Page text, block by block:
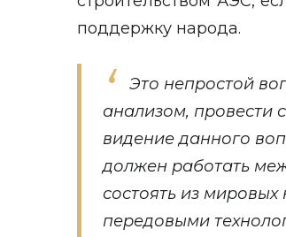
поддержку народа.
Это непростой
анализом, провести
видение данного
должен работать
состоять из
передовыми